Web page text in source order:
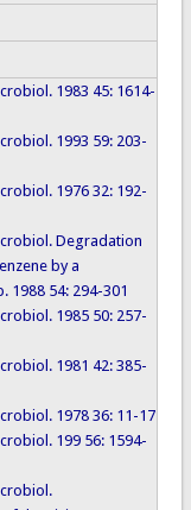
1983 45: 1614-
1993 59: 203-
1976 32: 192-
Degradation
by a
1988 54: 294-301
1985 50: 257-
1981 42: 385-
1978 36: 11-17
199 56: 1594-